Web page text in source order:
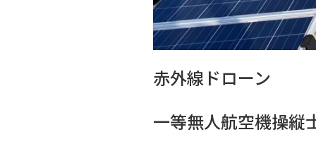
赤外線ドローン
一等無人航空機操縦